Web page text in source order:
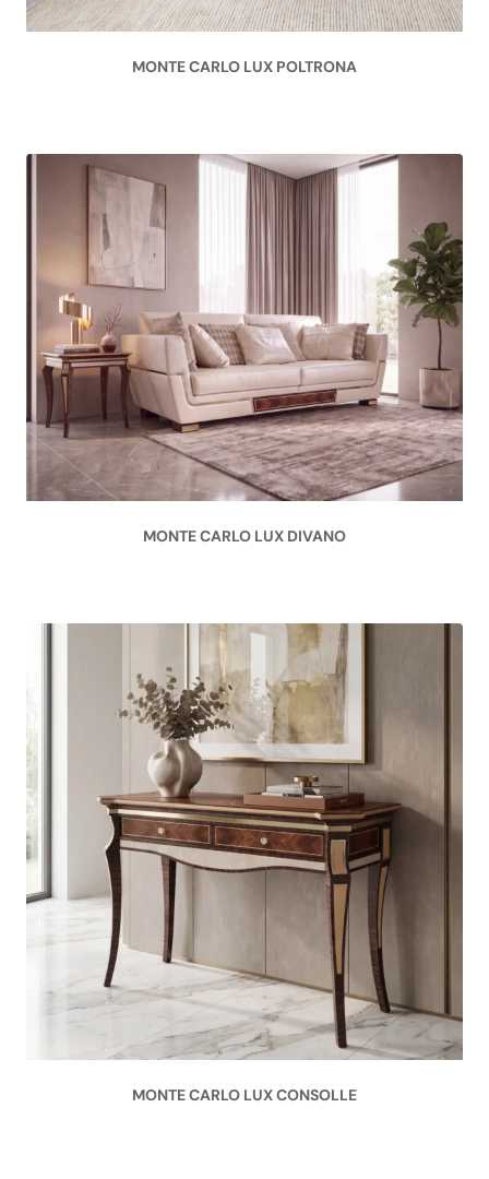
MONTE CARLO LUX POLTRONA
MONTE CARLO LUX DIVANO
MONTE CARLO LUX CONSOLLE